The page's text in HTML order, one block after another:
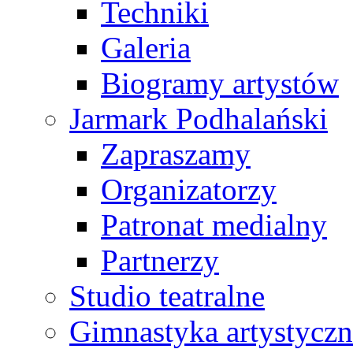
Techniki
Galeria
Biogramy artystów
Jarmark Podhalański
Zapraszamy
Organizatorzy
Patronat medialny
Partnerzy
Studio teatralne
Gimnastyka